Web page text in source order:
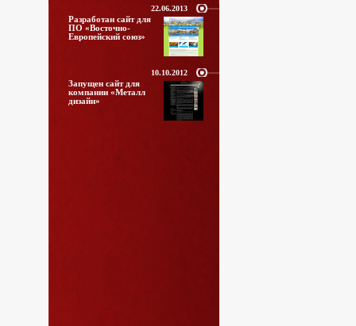
22.06.2013
Разработан сайт для
ПО «Восточно-
Европейский союз»
10.10.2012
Запущен сайт для
компании «Металл
дизайн»